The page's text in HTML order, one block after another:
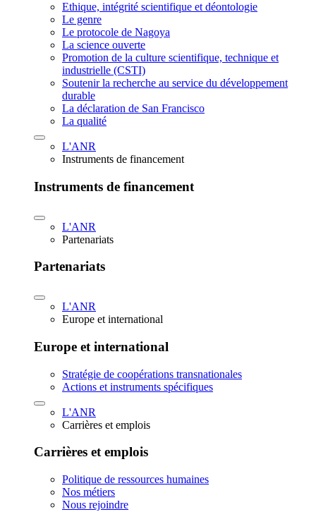
Ethique, intégrité scientifique et déontologie
Le genre
Le protocole de Nagoya
La science ouverte
Promotion de la culture scientifique, technique et
industrielle (CSTI)
Soutenir la recherche au service du développement
durable
La déclaration de San Francisco
La qualité
L'ANR
Instruments de financement
Instruments de financement
L'ANR
Partenariats
Partenariats
L'ANR
Europe et international
Europe et international
Stratégie de coopérations transnationales
Actions et instruments spécifiques
L'ANR
Carrières et emplois
Carrières et emplois
Politique de ressources humaines
Nos métiers
Nous rejoindre